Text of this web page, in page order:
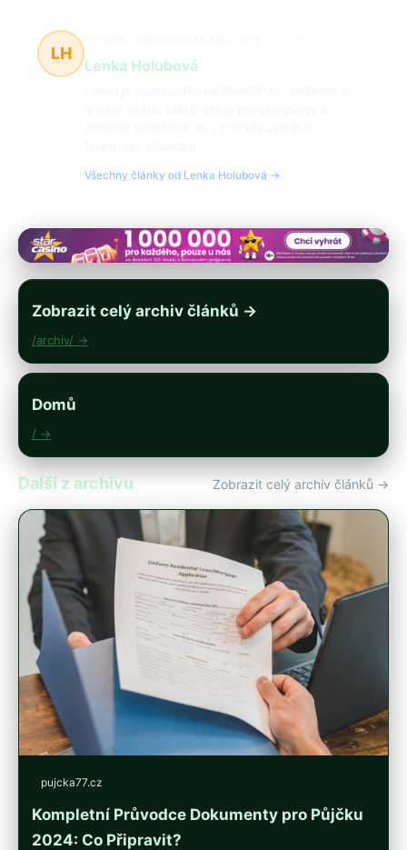
LH
Lenka Holubová
Všechny články od Lenka Holubová →
Zobrazit celý archiv článků →
/archiv/ →
Domů
/ →
Další z archivu Zobrazit celý archiv článků →
pujcka77.cz
Kompletní Průvodce Dokumenty pro Půjčku
2024: Co Připravit?